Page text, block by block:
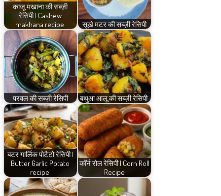
काजू मखाना की सब्ज़ी
रेसिपी | Cashew
makhana recipe
सूखे मटर की सब्ज़ी रेसिपी
परवल की सब्ज़ी रेसिपी बथुआ आलू की सब्ज़ी रेसिपी
बटर गार्लिक पोटैटो रेसिपी |
Butter Garlic Potato
recipe
कॉर्न रोल रेसिपी | Corn Roll
Recipe